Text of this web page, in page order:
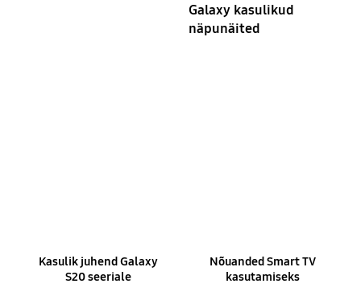
Galaxy kasulikud
näpunäited
Kasulik juhend Galaxy
S20 seeriale
Nõuanded Smart TV
kasutamiseks